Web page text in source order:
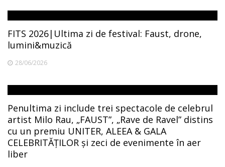
FITS 2026|Ultima zi de festival: Faust, drone,
lumini&muzică
28/06/2026
Penultima zi include trei spectacole de celebrul
artist Milo Rau, „FAUST”, „Rave de Ravel” distins
cu un premiu UNITER, ALEEA & GALA
CELEBRITĂȚILOR și zeci de evenimente în aer
liber